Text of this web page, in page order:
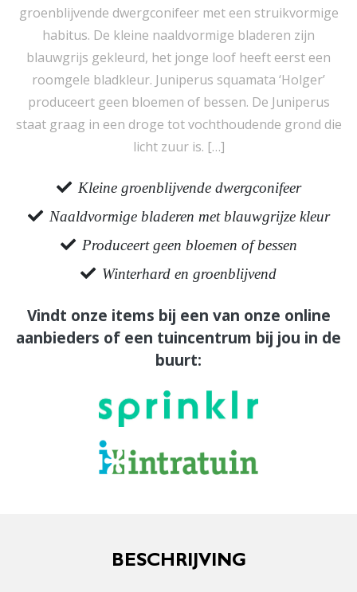
groenblijvende dwergconifeer met een struikvormige
habitus. De kleine naaldvormige bladeren zijn
blauwgrijs gekleurd, het jonge loof heeft eerst een
roomgele bladkleur. Juniperus squamata ‘Holger’
produceert geen bloemen of bessen. De Juniperus
staat graag in een droge tot vochthoudende grond die
licht zuur is. […]
Kleine groenblijvende dwergconifeer
Naaldvormige bladeren met blauwgrijze kleur
Produceert geen bloemen of bessen
Winterhard en groenblijvend
Vindt onze items bij een van onze online
aanbieders of een tuincentrum bij jou in de
buurt:
BESCHRIJVING